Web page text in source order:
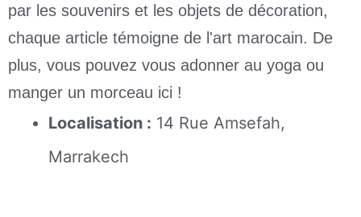
par les souvenirs et les objets de décoration,
chaque article témoigne de l'art marocain. De
plus, vous pouvez vous adonner au yoga ou
manger un morceau ici !
Localisation : 14 Rue Amsefah,
Marrakech